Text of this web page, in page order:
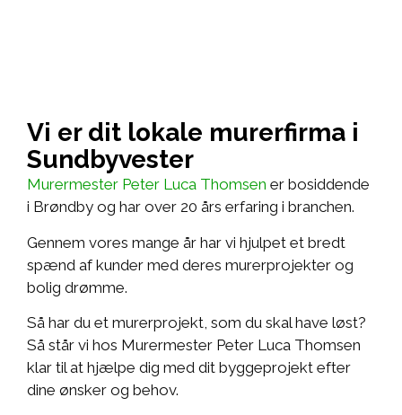
Vi er dit lokale murerfirma i
Sundbyvester
Murermester Peter Luca Thomsen er bosiddende
i Brøndby og har over 20 års erfaring i branchen.
Gennem vores mange år har vi hjulpet et bredt
spænd af kunder med deres murerprojekter og
bolig drømme.
Så har du et murerprojekt, som du skal have løst?
Så står vi hos Murermester Peter Luca Thomsen
klar til at hjælpe dig med dit byggeprojekt efter
dine ønsker og behov.